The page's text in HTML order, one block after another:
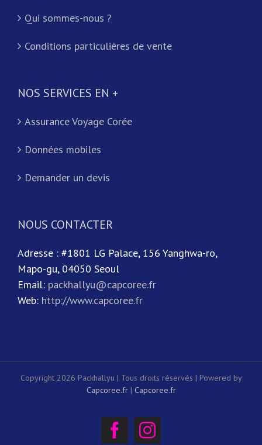
Qui sommes-nous ?
Conditions particulières de vente
NOS SERVICES EN +
Assurance Voyage Corée
Données mobiles
Demander un devis
NOUS CONTACTER
Adresse : #1801 LG Palace, 156 Yanghwa-ro,
Mapo-gu, 04050 Seoul
Email: packhallyu@capcoree.fr
Web: http://www.capcoree.fr
Copyright 2026 Packhallyu | Tous droits réservés | Powered by
Capcoree.fr| Capcoree.fr
FacebookInstagram